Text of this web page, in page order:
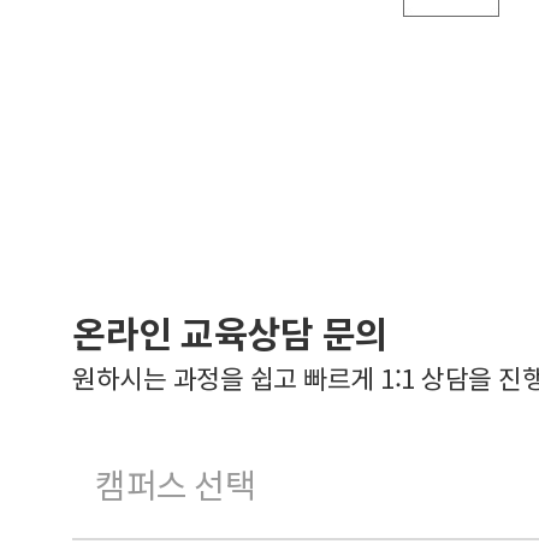
온라인 교육상담 문의
원하시는 과정을 쉽고 빠르게 1:1 상담을 진